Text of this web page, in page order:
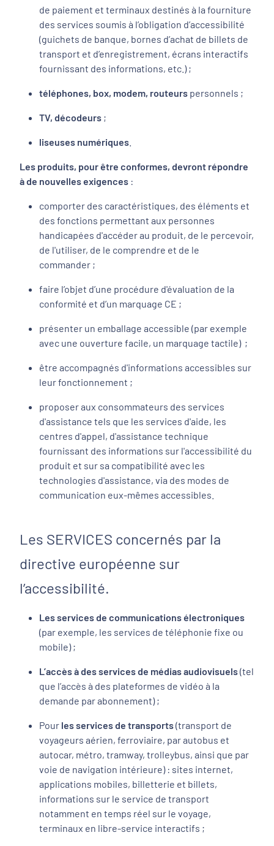
de paiement et terminaux destinés à la fourniture
des services soumis à l’obligation d’accessibilité
(guichets de banque, bornes d’achat de billets de
transport et d’enregistrement, écrans interactifs
fournissant des informations, etc.) ;
téléphones, box, modem, routeurs personnels ;
TV, décodeurs ;
liseuses numériques
Les produits, pour être conformes, devront répondre
à de nouvelles exigences :
comporter des caractéristiques, des éléments et
des fonctions permettant aux personnes
handicapées d'accéder au produit, de le percevoir,
de l'utiliser, de le comprendre et de le
commander ;
faire l’objet d’une procédure d'évaluation de la
conformité et d’un marquage CE ;
présenter un emballage accessible (par exemple
avec une ouverture facile, un marquage tactile) ;
être accompagnés d'informations accessibles sur
leur fonctionnement ;
proposer aux consommateurs des services
d'assistance tels que les services d'aide, les
centres d'appel, d'assistance technique
fournissant des informations sur l'accessibilité du
produit et sur sa compatibilité avec les
technologies d'assistance, via des modes de
communication eux-mêmes accessibles.
Les SERVICES concernés par la
directive européenne sur
l’accessibilité.
Les services de communications électroniques
(par exemple, les services de téléphonie fixe ou
mobile) ;
L’accès à des services de médias audiovisuels(tel
que l’accès à des plateformes de vidéo à la
demande par abonnement) ;
Pour les services de transports(transport de
voyageurs aérien, ferroviaire, par autobus et
autocar, métro, tramway, trolleybus, ainsi que par
voie de navigation intérieure) : sites internet,
applications mobiles, billetterie et billets,
informations sur le service de transport
notamment en temps réel sur le voyage,
terminaux en libre-service interactifs ;